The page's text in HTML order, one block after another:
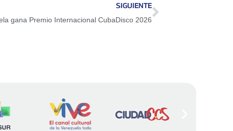
SIGUIENTE
gana Premio Internacional CubaDisco 2026